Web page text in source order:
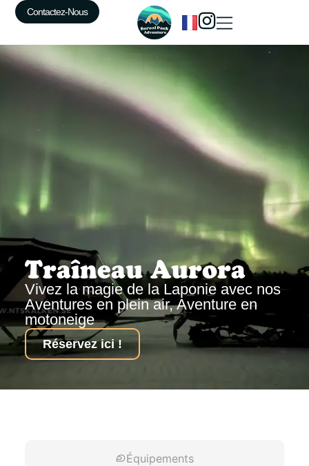
Contactez-Nous
Traîneau Aurora
Vivez la magie de la Laponie avec nos
Aventures en plein air,Aventure en
motoneige
Réservez ici !
Équipements